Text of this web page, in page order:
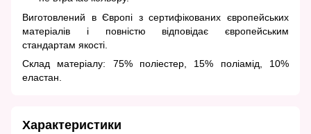
Виготовлений в Європі з сертифікованих європейських
матеріалів і повністю відповідає європейським
стандартам якості.
Склад матеріалу: 75% поліестер, 15% поліамід, 10%
еластан.
Характеристики